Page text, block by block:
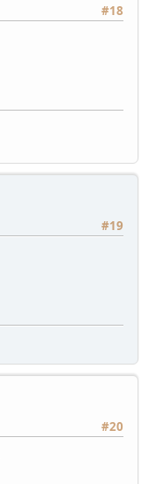
#18
#19
#20